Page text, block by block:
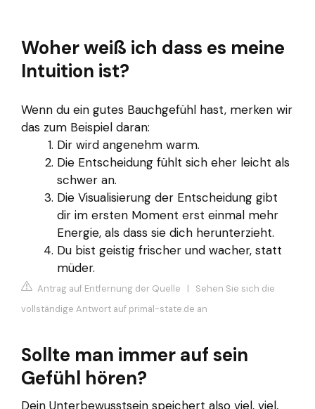
Woher weiß ich dass es meine
Intuition ist?
Wenn du ein gutes Bauchgefühl hast, merken wir
das zum Beispiel daran:
Dir wird angenehm warm.
Die Entscheidung fühlt sich eher leicht als
schwer an.
Die Visualisierung der Entscheidung gibt
dir im ersten Moment erst einmal mehr
Energie, als dass sie dich herunterzieht.
Du bist geistig frischer und wacher, statt
müder.
Antrag auf Entfernung der Quelle | Sehen Sie sich die
vollständige Antwort auf primal-state.de an
Sollte man immer auf sein
Gefühl hören?
Dein Unterbewusstsein speichert also viel, viel,